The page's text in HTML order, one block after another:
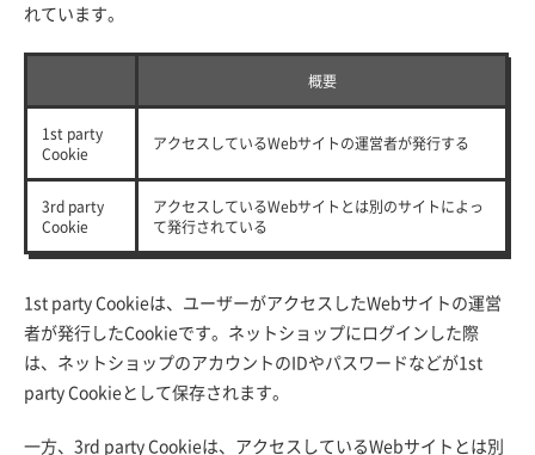
れています。
概要
1st party
Cookie
アクセスしているWebサイトの運営者が発行する
3rd party
Cookie
アクセスしているWebサイトとは別のサイトによっ
て発行されている
1st party Cookieは、ユーザーがアクセスしたWebサイトの運営
者が発行したCookieです。ネットショップにログインした際
は、ネットショップのアカウントのIDやパスワードなどが1st
party Cookieとして保存されます。
一方、3rd party Cookieは、アクセスしているWebサイトとは別